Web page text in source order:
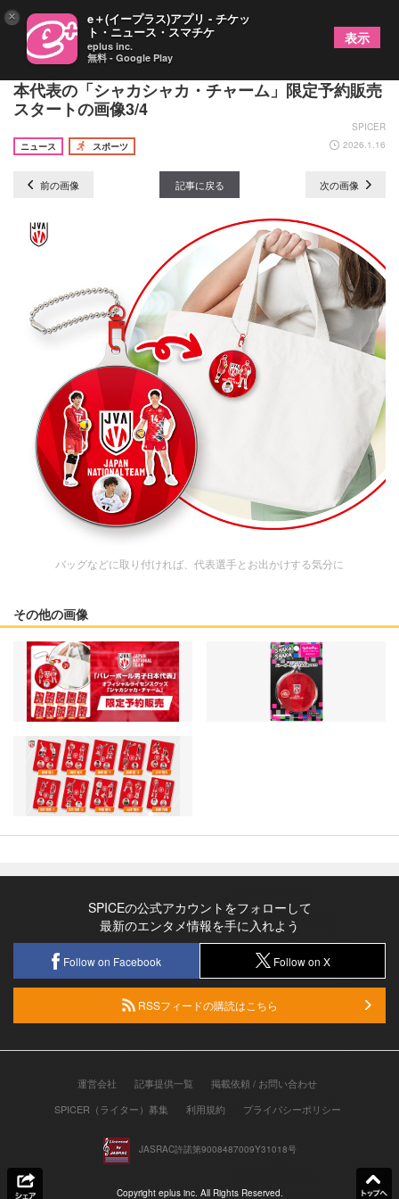
好きな選手といつも一緒に！ バレーボール男子日
本代表の「シャカシャカ・チャーム」限定予約販売
スタートの画像3/4
SPICER
ニュース
スポーツ 2026.1.16
前の画像 記事に戻る 次の画像
バッグなどに取り付ければ、代表選手とお出かけする気分に
その他の画像
SPICEの公式アカウントをフォローして
最新のエンタメ情報を手に入れよう
Follow on Facebook Follow on X
RSSフィードの購読はこちら
運営会社 記事提供一覧
掲載依頼 / お問い合わせ
SPICER（ライター）募集
利用規約 プライバシーポリシー
JASRAC許諾第9008487009Y31018号
Copyright eplus inc. All Rights Reserved.
× e＋(イープラス)アプリ - チケッ
ト・ニュース・スマチケ
eplus inc.
無料 - Google Play
表示